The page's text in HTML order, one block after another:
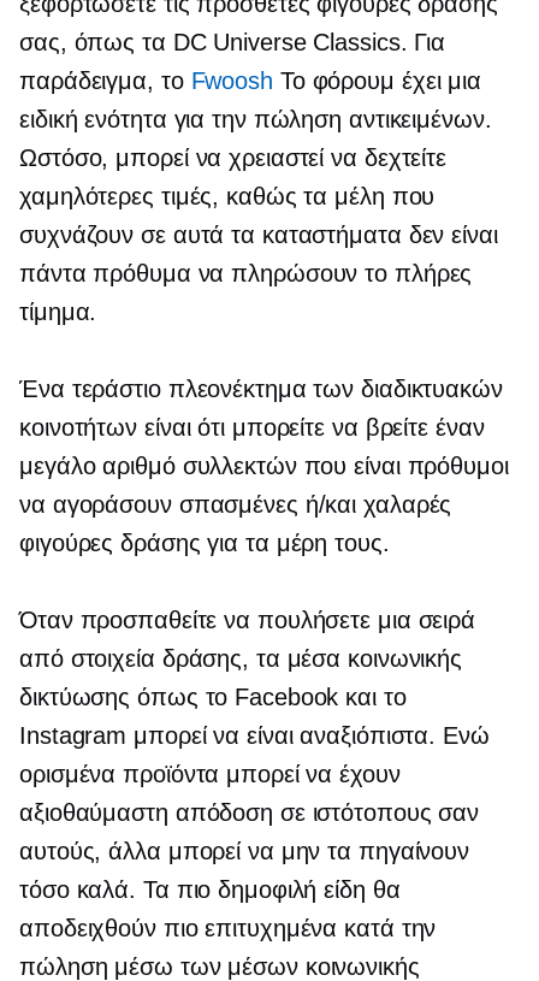
σας, όπως τα DC Universe Classics. Για
παράδειγμα, το Fwoosh Το φόρουμ έχει μια
ειδική ενότητα για την πώληση αντικειμένων.
Ωστόσο, μπορεί να χρειαστεί να δεχτείτε
χαμηλότερες τιμές, καθώς τα μέλη που
συχνάζουν σε αυτά τα καταστήματα δεν είναι
πάντα πρόθυμα να πληρώσουν το πλήρες
τίμημα.
Ένα τεράστιο πλεονέκτημα των διαδικτυακών
κοινοτήτων είναι ότι μπορείτε να βρείτε έναν
μεγάλο αριθμό συλλεκτών που είναι πρόθυμοι
να αγοράσουν σπασμένες ή/και χαλαρές
φιγούρες δράσης για τα μέρη τους.
Όταν προσπαθείτε να πουλήσετε μια σειρά
από στοιχεία δράσης, τα μέσα κοινωνικής
δικτύωσης όπως το Facebook και το
Instagram μπορεί να είναι αναξιόπιστα. Ενώ
ορισμένα προϊόντα μπορεί να έχουν
αξιοθαύμαστη απόδοση σε ιστότοπους σαν
αυτούς, άλλα μπορεί να μην τα πηγαίνουν
τόσο καλά. Τα πιο δημοφιλή είδη θα
αποδειχθούν πιο επιτυχημένα κατά την
πώληση μέσω των μέσων κοινωνικής